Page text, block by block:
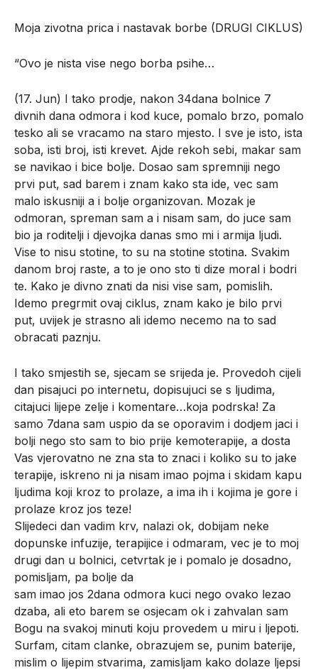
Moja zivotna prica i nastavak borbe (DRUGI CIKLUS)
“Ovo je nista vise nego borba psihe…
(17. Jun) I tako prodje, nakon 34dana bolnice 7
divnih dana odmora i kod kuce, pomalo brzo, pomalo
tesko ali se vracamo na staro mjesto. I sve je isto, ista
soba, isti broj, isti krevet. Ajde rekoh sebi, makar sam
se navikao i bice bolje. Dosao sam spremniji nego
prvi put, sad barem i znam kako sta ide, vec sam
malo iskusniji a i bolje organizovan. Mozak je
odmoran, spreman sam a i nisam sam, do juce sam
bio ja roditelji i djevojka danas smo mi i armija ljudi.
Vise to nisu stotine, to su na stotine stotina. Svakim
danom broj raste, a to je ono sto ti dize moral i bodri
te. Kako je divno znati da nisi vise sam, pomislih.
Idemo pregrmit ovaj ciklus, znam kako je bilo prvi
put, uvijek je strasno ali idemo necemo na to sad
obracati paznju.
I tako smjestih se, sjecam se srijeda je. Provedoh cijeli
dan pisajuci po internetu, dopisujuci se s ljudima,
citajuci lijepe zelje i komentare…koja podrska! Za
samo 7dana sam uspio da se oporavim i dodjem jaci i
bolji nego sto sam to bio prije kemoterapije, a dosta
Vas vjerovatno ne zna sta to znaci i koliko su to jake
terapije, iskreno ni ja nisam imao pojma i skidam kapu
ljudima koji kroz to prolaze, a ima ih i kojima je gore i
prolaze kroz jos teze!
Slijedeci dan vadim krv, nalazi ok, dobijam neke
dopunske infuzije, terapijice i odmaram, vec je to moj
drugi dan u bolnici, cetvrtak je i pomalo je dosadno,
pomisljam, pa bolje da
sam imao jos 2dana odmora kuci nego ovako lezao
dzaba, ali eto barem se osjecam ok i zahvalan sam
Bogu na svakoj minuti koju provedem u miru i ljepoti.
Surfam, citam clanke, obrazujem se, punim baterije,
mislim o lijepim stvarima, zamisljam kako dolaze ljepsi